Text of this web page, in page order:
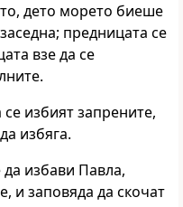
дето морето биеше
предницата се
взе да се
избият запрените,
избяга.
избави Павла,
и заповяда да скочат